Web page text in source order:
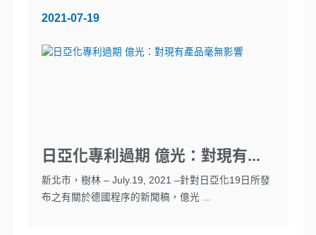
2021-07-19
日亞化專利過期 億光：對現有...
新北市，樹林 – July.19, 2021 –針對日亞化19日所發
布之有關於德國程序的新聞稿，億光 ...